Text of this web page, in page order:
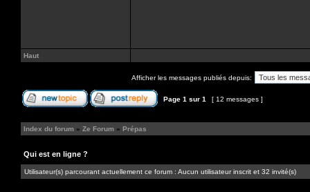
Haut
Afficher les messages publiés depuis:
Page 1 sur 1 [ 12 messages ]
Index du forum » Ze Forum » Prépas
Qui est en ligne ?
Utilisateur(s) parcourant actuellement ce forum : Aucun utilisateur inscrit et 32 invité(s)